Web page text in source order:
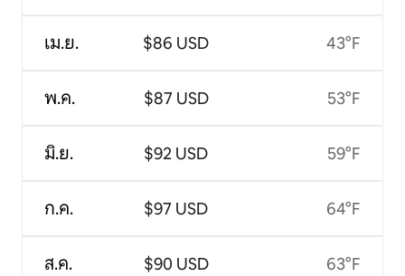
เม.ย.
พ.ค.
มิ.ย.
ก.ค.
ส.ค.
$86 USD
$87 USD
$92 USD
$97 USD
$90 USD
43°F
53°F
59°F
64°F
63°F